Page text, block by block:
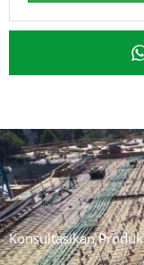
Konsultasikan Produk